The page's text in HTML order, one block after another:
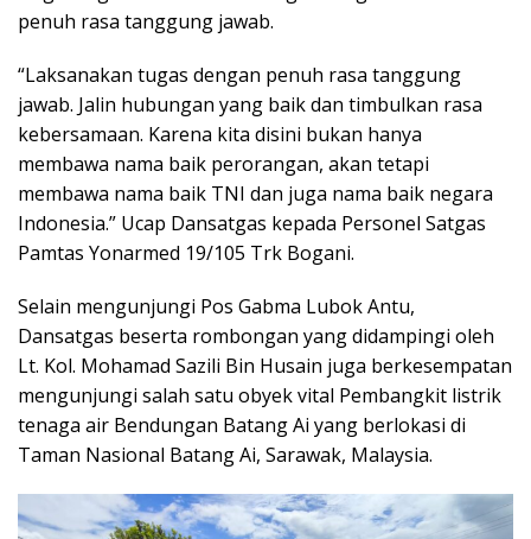
penuh rasa tanggung jawab.
“Laksanakan tugas dengan penuh rasa tanggung
jawab. Jalin hubungan yang baik dan timbulkan rasa
kebersamaan. Karena kita disini bukan hanya
membawa nama baik perorangan, akan tetapi
membawa nama baik TNI dan juga nama baik negara
Indonesia.” Ucap Dansatgas kepada Personel Satgas
Pamtas Yonarmed 19/105 Trk Bogani.
Selain mengunjungi Pos Gabma Lubok Antu,
Dansatgas beserta rombongan yang didampingi oleh
Lt. Kol. Mohamad Sazili Bin Husain juga berkesempatan
mengunjungi salah satu obyek vital Pembangkit listrik
tenaga air Bendungan Batang Ai yang berlokasi di
Taman Nasional Batang Ai, Sarawak, Malaysia.